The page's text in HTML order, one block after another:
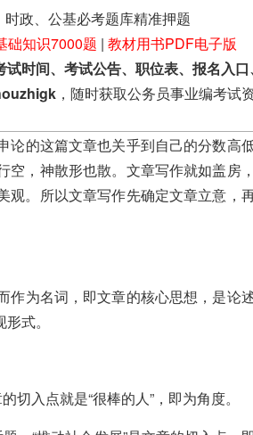
政、公基必考题库精准押题
础知识7000题 | 教材用书PDF电子版
试时间、考试公告、职位表、报名入
，随时获取公务员事业编考试资
的这篇文章也关乎到自己的分数高
空，神散形也散。文章写作就如盖房
观。所以文章写作先确定文章立意，
为名词，即文章的核心思想，是论
式。
入点就是“很棒的人”，即为角度。